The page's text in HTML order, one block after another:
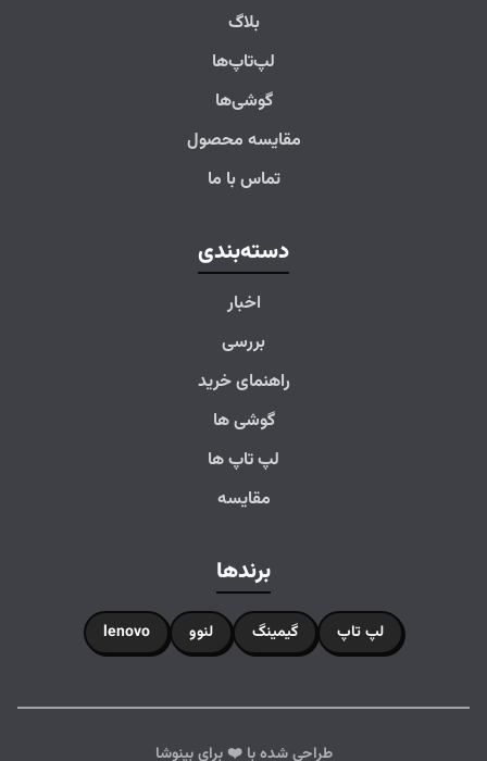
بلاگ
لپ‌تاپ‌ها
گوشی‌ها
مقایسه محصول
تماس با ما
دسته‌بندی
اخبار
بررسی
راهنمای خرید
گوشی ها
لپ تاپ ها
مقایسه
برندها
لپ تاپ گیمینگ لنوو lenovo
طراحی شده با ❤️ برای بینوشا